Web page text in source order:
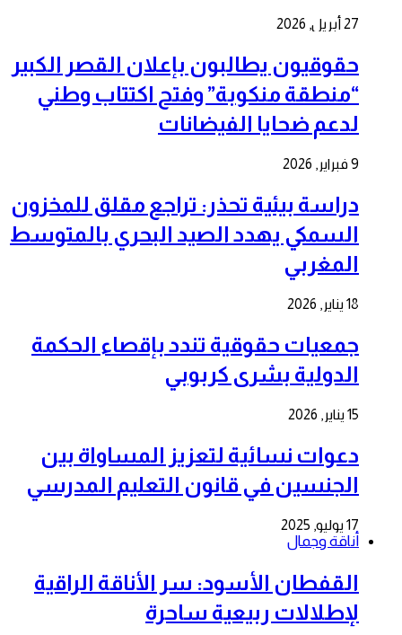
27 أبريل, 2026
حقوقيون يطالبون بإعلان القصر الكبير
“منطقة منكوبة” وفتح اكتتاب وطني
لدعم ضحايا الفيضانات
9 فبراير, 2026
دراسة بيئية تحذر: تراجع مقلق للمخزون
السمكي يهدد الصيد البحري بالمتوسط
المغربي
18 يناير, 2026
جمعيات حقوقية تندد بإقصاء الحكمة
الدولية بشرى كربوبي
15 يناير, 2026
دعوات نسائية لتعزيز المساواة بين
الجنسين في قانون التعليم المدرسي
17 يوليو, 2025
أناقة وجمال
القفطان الأسود: سر الأناقة الراقية
لإطلالات ربيعية ساحرة